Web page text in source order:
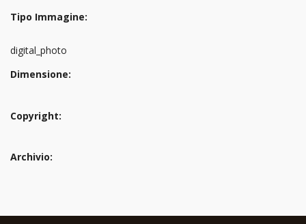
Tipo Immagine:
digital_photo
Dimensione:
Copyright:
Archivio: